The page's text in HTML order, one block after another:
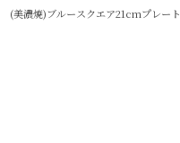
(美濃焼)ブルースクエア21cmプレート